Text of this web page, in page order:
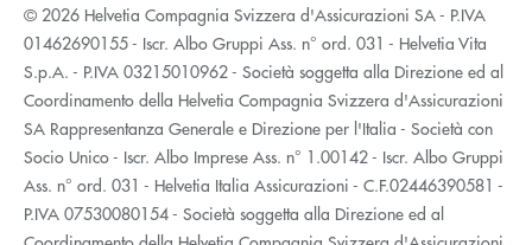
© 2026 Helvetia Compagnia Svizzera d'Assicurazioni SA - P.IVA
01462690155 - Iscr. Albo Gruppi Ass. n° ord. 031 - Helvetia Vita
S.p.A. - P.IVA 03215010962 - Società soggetta alla Direzione ed al
Coordinamento della Helvetia Compagnia Svizzera d'Assicurazioni
SA Rappresentanza Generale e Direzione per l'Italia - Società con
Socio Unico - Iscr. Albo Imprese Ass. n° 1.00142 - Iscr. Albo Gruppi
Ass. n° ord. 031 - Helvetia Italia Assicurazioni - C.F.02446390581 -
P.IVA 07530080154 - Società soggetta alla Direzione ed al